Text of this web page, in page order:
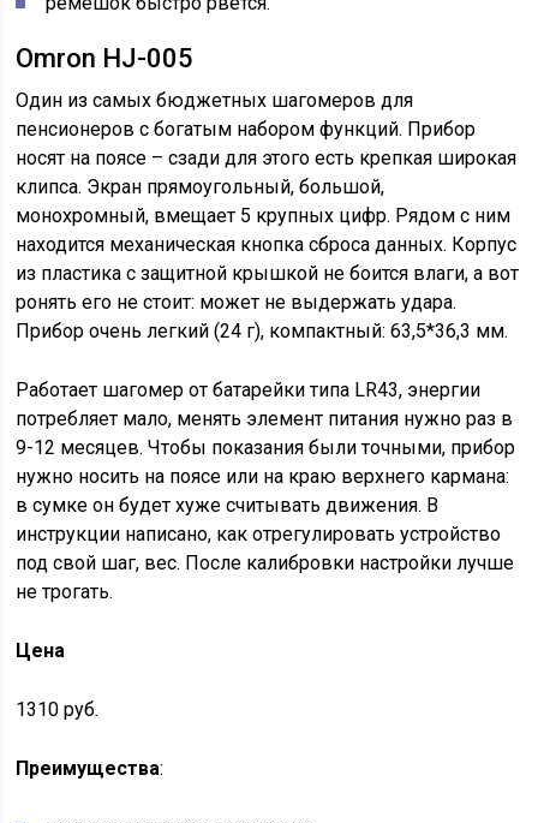
Omron HJ-005
Один из самых бюджетных шагомеров для
пенсионеров с богатым набором функций. Прибор
носят на поясе – сзади для этого есть крепкая широкая
клипса. Экран прямоугольный, большой,
монохромный, вмещает 5 крупных цифр. Рядом с ним
находится механическая кнопка сброса данных. Корпус
из пластика с защитной крышкой не боится влаги, а вот
ронять его не стоит: может не выдержать удара.
Прибор очень легкий (24 г), компактный: 63,5*36,3 мм.
Работает шагомер от батарейки типа LR43, энергии
потребляет мало, менять элемент питания нужно раз в
9-12 месяцев. Чтобы показания были точными, прибор
нужно носить на поясе или на краю верхнего кармана:
в сумке он будет хуже считывать движения. В
инструкции написано, как отрегулировать устройство
под свой шаг, вес. После калибровки настройки лучше
не трогать.
Цена
1310 руб.
Преимущества: